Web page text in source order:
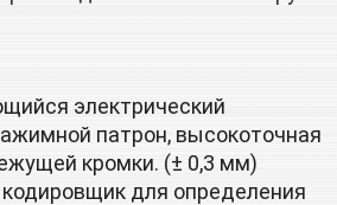
электрический
патрон, высокоточная
кромки. (± 0,3 мм)
для определения